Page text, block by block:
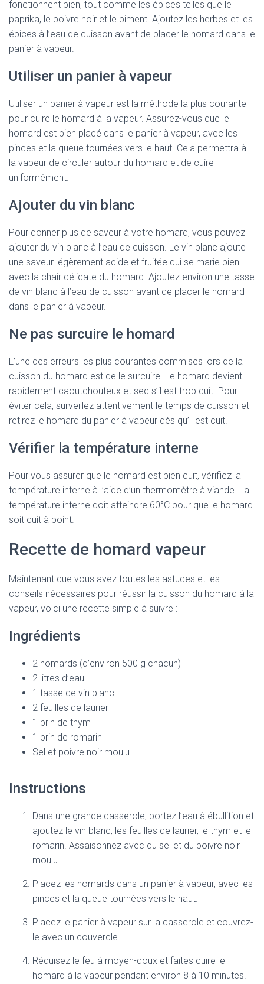
fonctionnent bien, tout comme les épices telles que le
paprika, le poivre noir et le piment. Ajoutez les herbes et les
épices à l’eau de cuisson avant de placer le homard dans le
panier à vapeur.
Utiliser un panier à vapeur
Utiliser un panier à vapeur est la méthode la plus courante
pour cuire le homard à la vapeur. Assurez-vous que le
homard est bien placé dans le panier à vapeur, avec les
pinces et la queue tournées vers le haut. Cela permettra à
la vapeur de circuler autour du homard et de cuire
uniformément.
Ajouter du vin blanc
Pour donner plus de saveur à votre homard, vous pouvez
ajouter du vin blanc à l’eau de cuisson. Le vin blanc ajoute
une saveur légèrement acide et fruitée qui se marie bien
avec la chair délicate du homard. Ajoutez environ une tasse
de vin blanc à l’eau de cuisson avant de placer le homard
dans le panier à vapeur.
Ne pas surcuire le homard
L’une des erreurs les plus courantes commises lors de la
cuisson du homard est de le surcuire. Le homard devient
rapidement caoutchouteux et sec s’il est trop cuit. Pour
éviter cela, surveillez attentivement le temps de cuisson et
retirez le homard du panier à vapeur dès qu’il est cuit.
Vérifier la température interne
Pour vous assurer que le homard est bien cuit, vérifiez la
température interne à l’aide d’un thermomètre à viande. La
température interne doit atteindre 60°C pour que le homard
soit cuit à point.
Recette de homard vapeur
Maintenant que vous avez toutes les astuces et les
conseils nécessaires pour réussir la cuisson du homard à la
vapeur, voici une recette simple à suivre :
Ingrédients
2 homards (d’environ 500 g chacun)
2 litres d’eau
1 tasse de vin blanc
2 feuilles de laurier
1 brin de thym
1 brin de romarin
Sel et poivre noir moulu
Instructions
Dans une grande casserole, portez l’eau à ébullition et
ajoutez le vin blanc, les feuilles de laurier, le thym et le
romarin. Assaisonnez avec du sel et du poivre noir
moulu.
Placez les homards dans un panier à vapeur, avec les
pinces et la queue tournées vers le haut.
Placez le panier à vapeur sur la casserole et couvrez-
le avec un couvercle.
Réduisez le feu à moyen-doux et faites cuire le
homard à la vapeur pendant environ 8 à 10 minutes.